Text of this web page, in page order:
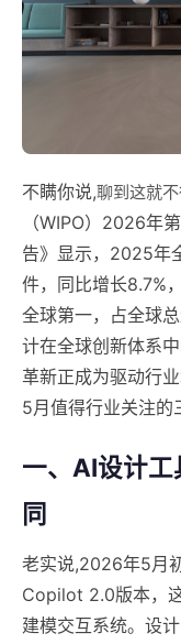
不瞒你说,聊到这就
（WIPO）2026年
告》显示，2025年
件，同比增长8.7%
全球第一，占全球
计在全球创新体系
革新正成为驱动行
5月值得行业关注的
一、AI设计
同
老实说,2026年5月
Copilot 2.0版本，
建模交互系统。设